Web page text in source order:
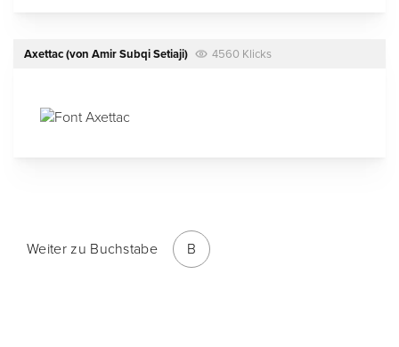
Axettac(von Amir Subqi Setiaji) 4560 Klicks
Weiter zu Buchstabe B